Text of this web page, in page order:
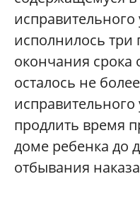
исполнилось три
окончания срока
осталось не
продлить время
доме ребенка до
отбывания